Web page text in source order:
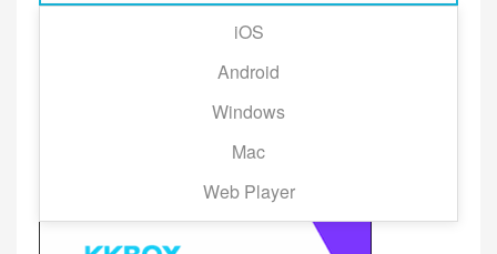
iOS
Android
Windows
Mac
Web Player